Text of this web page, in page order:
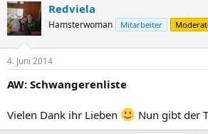
Redviela
Hamsterwoman Mitarbeiter
4. Juni 2014
AW: Schwangerenliste
Vielen Dank ihr Lieben Nun gibt der